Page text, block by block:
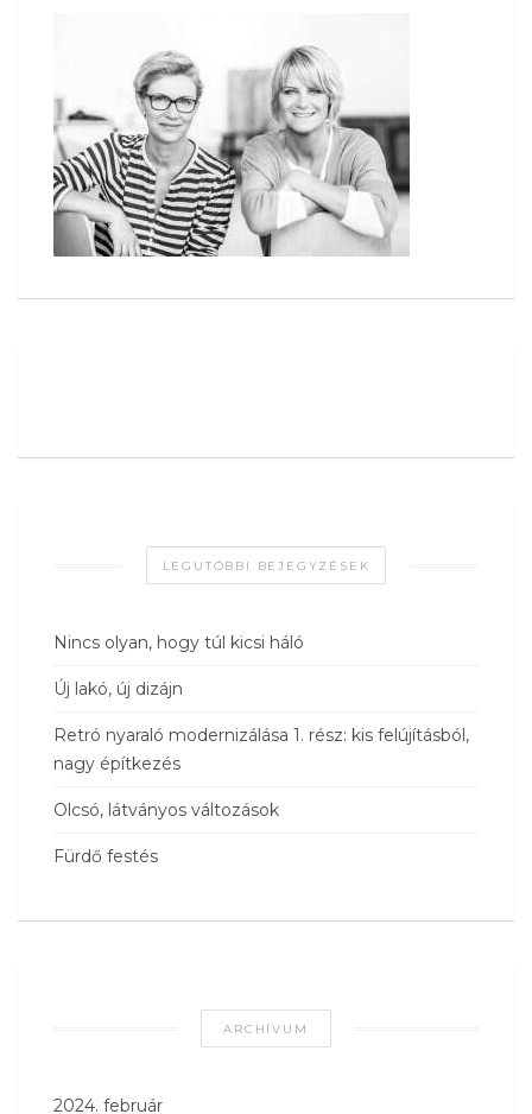
LEGUTÓBBI BEJEGYZÉSEK
Nincs olyan, hogy túl kicsi háló
Új lakó, új dizájn
Retró nyaraló modernizálása 1. rész: kis felújításból,
nagy építkezés
Olcsó, látványos változások
Fürdő festés
ARCHÍVUM
2024. február